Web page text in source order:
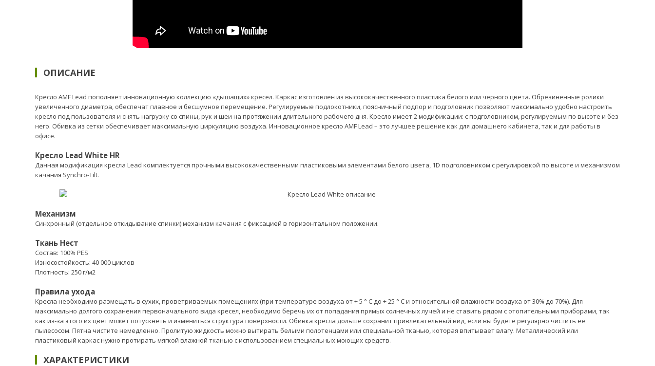
ОПИСАНИЕ
Кресло AMF Lead пополняет инновационную коллекцию «дышащих» кресел. Каркас изготовлен из высококачественного пластика белого или черного цвета. Обрезиненные ролики
увеличенного диаметра, обеспечат плавное и бесшумное перемещение. Регулируемые подлокотники, поясничный подпор и подголовник позволяют максимально удобно настроить
кресло под пользователя и снять нагрузку со спины, рук и шеи на протяжении длительного рабочего дня. Кресло имеет 2 модификации: с подголовником, регулируемым по высоте и без
него. Обивка из сетки обеспечивает максимальную циркуляцию воздуха. Инновационное кресло AMF Lead – это лучшее решение как для домашнего кабинета, так и для работы в
офисе.
Кресло Lead White HR
Данная модификация кресла Lead комплектуется прочными высококачественными пластиковыми элементами белого цвета, 1D подголовником с регулировкой по высоте и механизмом
качания Synchro-Tilt.
Механизм
Синхронный (отдельное откидывание спинки) механизм качания с фиксацией в горизонтальном положении.
Ткань Нест
Состав: 100% PES
Износостойкость: 40 000 циклов
Плотность: 250 г/м2
Правила ухода
Кресла необходимо размещать в сухих, проветриваемых помещениях (при температуре воздуха от + 5 ° C до + 25 ° C и относительной влажности воздуха от 30% до 70%). Для
максимально долгого сохранения первоначального вида кресел, необходимо беречь их от попадания прямых солнечных лучей и не ставить рядом с отопительными приборами, так
как из-за этого их цвет может потускнеть и измениться структура поверхности. Обивка кресла дольше сохранит привлекательный вид, если вы будете регулярно чистить ее
пылесосом. Пятна чистите немедленно. Пролитую жидкость можно вытирать белыми полотенцами или специальной тканью, которая впитывает влагу. Металлический или
пластиковый каркас нужно протирать мягкой влажной тканью с использованием специальных моющих средств.
ХАРАКТЕРИСТИКИ